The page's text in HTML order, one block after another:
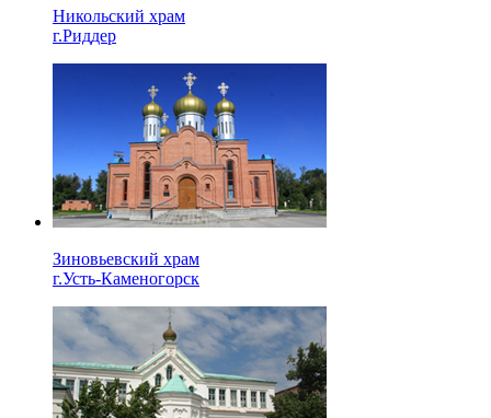
Никольский храм
г.Риддер
Зиновьевский храм
г.Усть-Каменогорск